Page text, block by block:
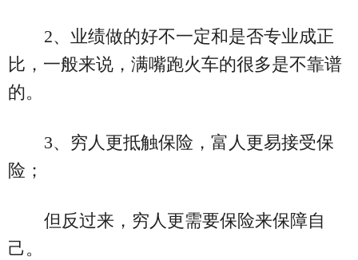
2、业绩做的好不一定和是否专业成正
比，一般来说，满嘴跑火车的很多是不靠谱
的。
3、穷人更抵触保险，富人更易接受保
险；
但反过来，穷人更需要保险来保障自
己。